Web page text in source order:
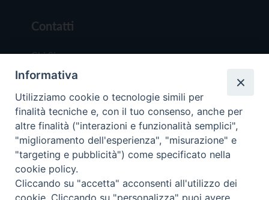
Contatti
Chi Siamo
Redazione
Scrivici
Copyright © 2019 - Tutti i diritti riservati - Vita
Trentina Editrice
Informativa
Utilizziamo cookie o tecnologie simili per
finalità tecniche e, con il tuo consenso, anche per
altre finalità ("interazioni e funzionalità semplici",
"miglioramento dell'esperienza", "misurazione" e
"targeting e pubblicità") come specificato nella
cookie policy.
Cliccando su "accetta" acconsenti all'utilizzo dei